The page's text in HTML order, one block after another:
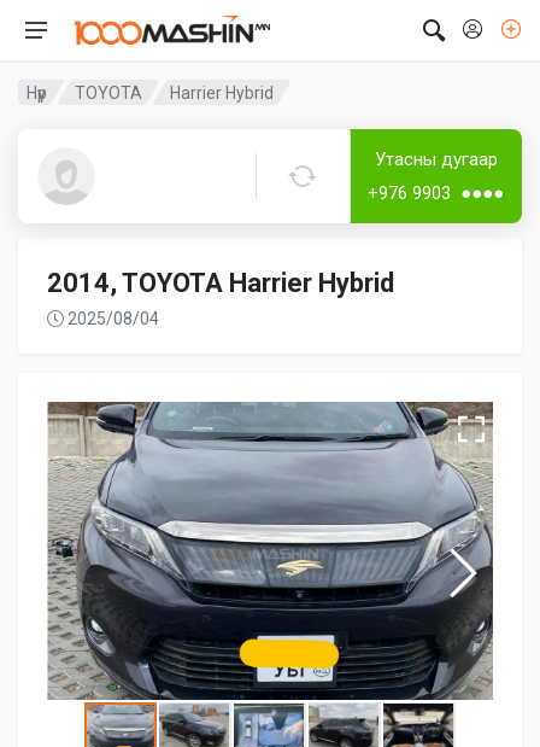
Нүүр TOYOTA Harrier Hybrid
Утасны дугаар
+976 9903 ●●●●
2014, TOYOTA Harrier Hybrid
2025/08/04